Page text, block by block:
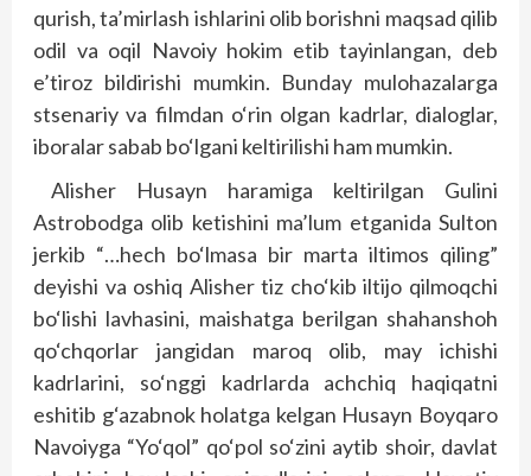
qurish, ta’mirlash ishlarini olib borishni maqsad qilib
odil va oqil Navoiy hokim etib tayinlangan, deb
e’tiroz bildirishi mumkin. Bunday mulohazalarga
stsenariy va filmdan o‘rin olgan kadrlar, dialoglar,
iboralar sabab bo‘lgani keltirilishi ham mumkin.
Alisher Husayn haramiga keltirilgan Gulini
Astrobodga olib ketishini ma’lum etganida Sulton
jerkib “…hech bo‘lmasa bir marta iltimos qiling”
deyishi va oshiq Alisher tiz cho‘kib iltijo qilmoqchi
bo‘lishi lavhasini, maishatga berilgan shahanshoh
qo‘chqorlar jangidan maroq olib, may ichishi
kadrlarini, so‘nggi kadrlarda achchiq haqiqatni
eshitib g‘azabnok holatga kelgan Husayn Boyqaro
Navoiyga “Yo‘qol” qo‘pol so‘zini aytib shoir, davlat